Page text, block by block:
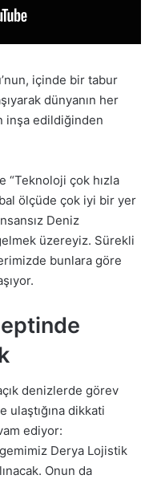
içinde bir tabur
dünyanın her
inşa edildiğinden
“Teknoloji çok hızla
ölçüde çok iyi bir yer
Deniz
üzereyiz. Sürekli
bunlara göre
denizlerde görev
ulaştığına dikkati
ediyor:
Derya Lojistik
Onun da